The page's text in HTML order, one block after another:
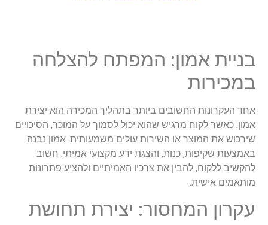
בניית אמון: המפתח להצלחה
במכירות
אחד העקרונות החשובים ביותר בתהליך המכירה הוא יצירת
אמון. כאשר לקוח מרגיש שהוא יכול לסמוך על המוכר, הסיכויים
שירכוש את המוצר או השירות עולים משמעותית. אמון נבנה
באמצעות שקיפות, כנות, והצגת ידע מקצועי אמיתי. חשוב
להקשיב ללקוח, להבין את צרכיו האמיתיים ולהציע פתרונות
מותאמים אישית.
עקרון המחסור: יצירת תחושת